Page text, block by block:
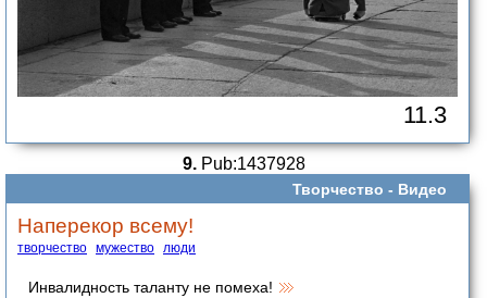
11.3
9.Pub:1437928
Творчество - Видео
Наперекор всему!
творчество мужество люди
Инвалидность таланту не помеха!